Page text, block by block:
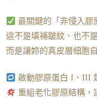
最關鍵的「非侵入膠
這不是填補皺紋、也不
而是讓妳的真皮層細胞
啟動膠原蛋白 I、III
重組老化膠原結構，